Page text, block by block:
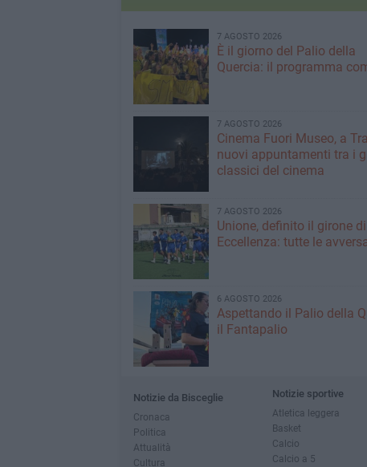
7 AGOSTO 2026
È il giorno del Palio della
Quercia: il programma
7 AGOSTO 2026
Cinema Fuori Museo, a
nuovi appuntamenti tra i
classici del cinema
7 AGOSTO 2026
Unione, definito il girone di
Eccellenza: tutte le
6 AGOSTO 2026
Aspettando il Palio della
il Fantapalio
Notizie da Bisceglie
Cronaca
Politica
Attualità
Cultura
Notizie sportive
Atletica leggera
Basket
Calcio
Calcio a 5